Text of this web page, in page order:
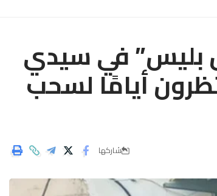
بليس” في سيدي
أيامًا لسحب
شاركها